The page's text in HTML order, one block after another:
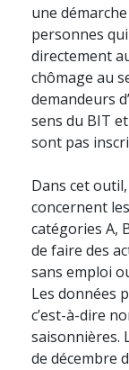
une
personnes
directement
chômage au
demandeurs
sens du BIT
sont pas
Dans cet
concernent
catégories A,
de faire des
sans emploi
Les données
c’est-à-dire
saisonnières.
de décembre